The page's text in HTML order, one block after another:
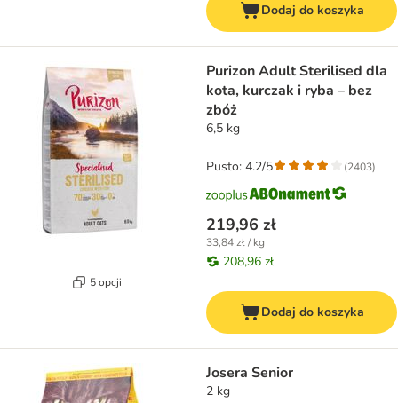
Dodaj do koszyka
5 opcji
Purizon Adult Sterilised dla
kota, kurczak i ryba – bez
zbóż
6,5 kg
219,96 zł
33,84 zł / kg
208,96 zł
Pusto: 4.2/5 (2403)
Dodaj do koszyka
Josera Senior
2 kg